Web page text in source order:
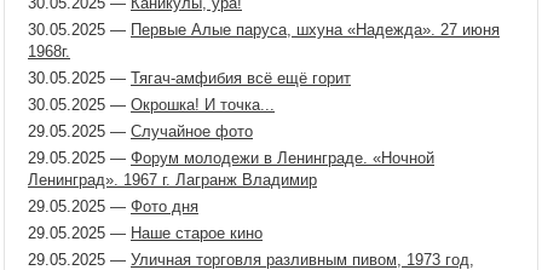
30.05.2025 — Первые Алые паруса, шхуна «Надежда». 27 июня
1968г.
30.05.2025 — Тягач-амфибия всё ещё горит
30.05.2025 — Окрошка! И точка...
29.05.2025 — Случайное фото
29.05.2025 — Форум молодежи в Ленинграде. «Ночной
Ленинград». 1967 г. Лагранж Владимир
29.05.2025 — Фото дня
29.05.2025 — Наше старое кино
29.05.2025 — Уличная торговля разливным пивом, 1973 год,